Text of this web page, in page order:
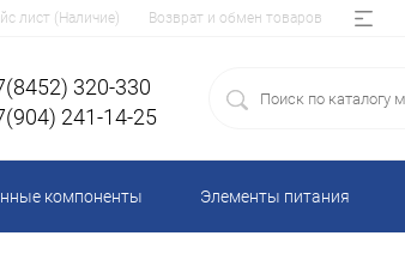
лист (Наличие) Возврат и обмен товаров
320-330
241-14-25
компоненты Элементы питания